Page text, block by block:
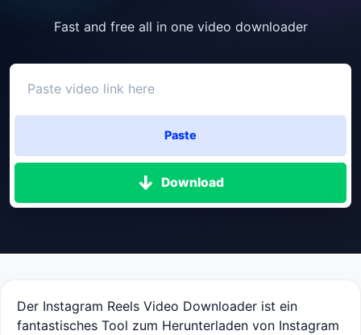
Fast and free all in one video downloader
Paste
Download
Der Instagram Reels Video Downloader ist ein
fantastisches Tool zum Herunterladen von Instagram